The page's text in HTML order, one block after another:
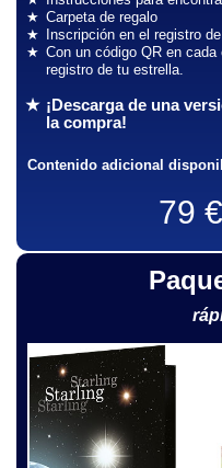
Carpeta de regalo
Inscripción en el registro
Con un código QR en
registro de tu estrella.
¡Descarga de una
la compra!
Contenido adicional
79 €